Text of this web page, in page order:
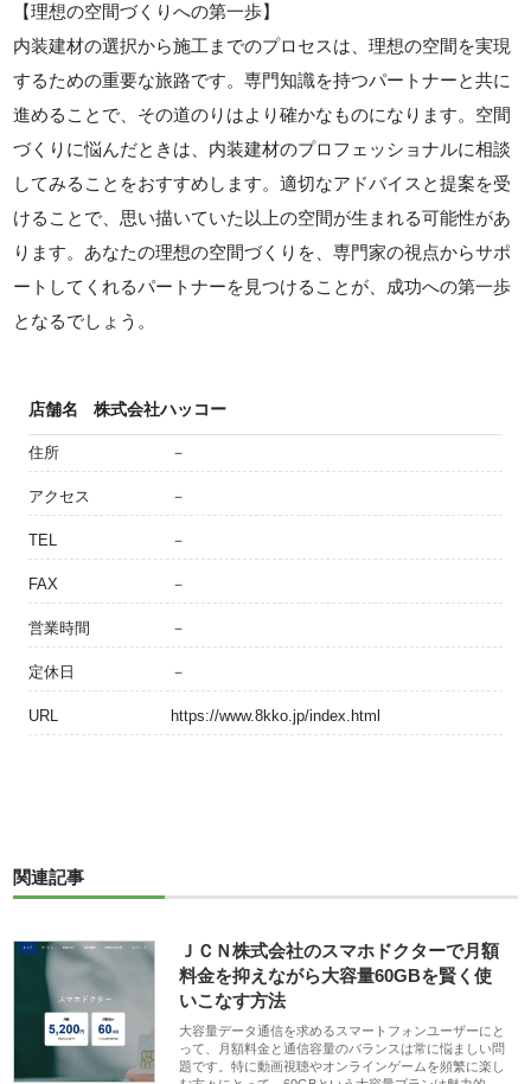
【理想の空間づくりへの第一歩】
内装建材の選択から施工までのプロセスは、理想の空間を実現
するための重要な旅路です。専門知識を持つパートナーと共に
進めることで、その道のりはより確かなものになります。空間
づくりに悩んだときは、内装建材のプロフェッショナルに相談
してみることをおすすめします。適切なアドバイスと提案を受
けることで、思い描いていた以上の空間が生まれる可能性があ
ります。あなたの理想の空間づくりを、専門家の視点からサポ
ートしてくれるパートナーを見つけることが、成功への第一歩
となるでしょう。
店舗名 株式会社ハッコー
住所 －
アクセス －
TEL －
FAX －
営業時間 －
定休日 －
URL https://www.8kko.jp/index.html
関連記事
ＪＣＮ株式会社のスマホドクターで月額
料金を抑えながら大容量60GBを賢く使
いこなす方法
大容量データ通信を求めるスマートフォンユーザーにと
って、月額料金と通信容量のバランスは常に悩ましい問
題です。特に動画視聴やオンラインゲームを頻繁に楽し